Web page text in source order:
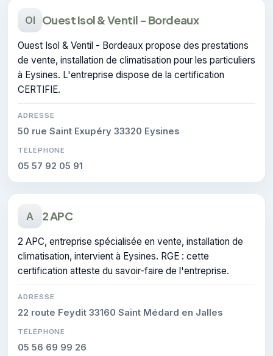
OI Ouest Isol & Ventil - Bordeaux
Ouest Isol & Ventil - Bordeaux propose des prestations
de vente, installation de climatisation pour les particuliers
à Eysines. L'entreprise dispose de la certification
CERTIFIE.
ADRESSE
50 rue Saint Exupéry 33320 Eysines
TÉLÉPHONE
05 57 92 05 91
A 2 APC
2 APC, entreprise spécialisée en vente, installation de
climatisation, intervient à Eysines. RGE : cette
certification atteste du savoir-faire de l'entreprise.
ADRESSE
22 route Feydit 33160 Saint Médard en Jalles
TÉLÉPHONE
05 56 69 99 26